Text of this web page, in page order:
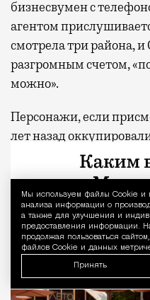
Мы используем файлы Сookie и
анализа информации о
а также для улучшения и
предоставления информации.
продолжая пользоваться
файлов Cookie и данных
Принять
бизнесвумен с
агентом
смотрела три района,
разгромным счетом,
можно».
Персонажи, если
лет назад
ресторанов на Малой
стала заложницей
паломничества толп